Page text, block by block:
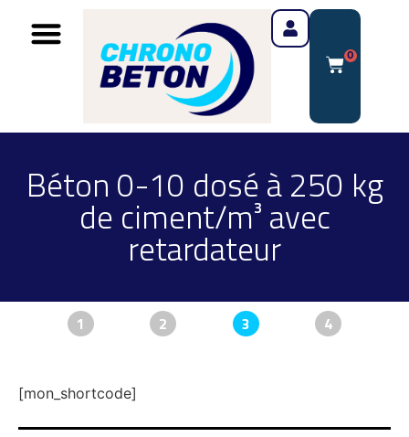
0
Béton 0-10 dosé à 250 kg
de ciment/m³ avec
retardateur
1 2 3 4
[mon_shortcode]